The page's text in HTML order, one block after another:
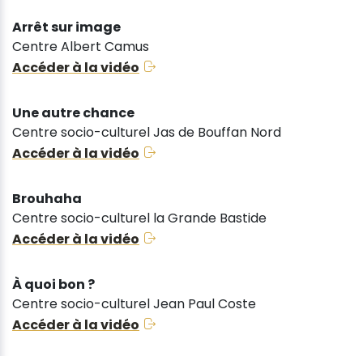
Arrêt sur image
Centre Albert Camus
Accéder à la vidéo
Une autre chance
Centre socio-culturel Jas de Bouffan Nord
Accéder à la vidéo
Brouhaha
Centre socio-culturel la Grande Bastide
Accéder à la vidéo
À quoi bon ?
Centre socio-culturel Jean Paul Coste
Accéder à la vidéo